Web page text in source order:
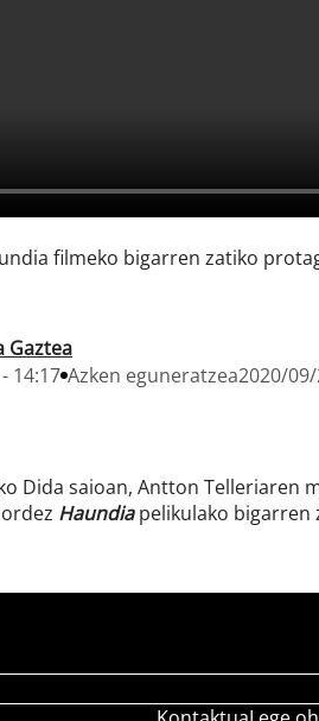
filmeko bigarren zatiko
Gaztea
14:17 Azken eguneratzea2020/
Dida saioan, Antton Telleriaren
Haundiapelikulako bigarren